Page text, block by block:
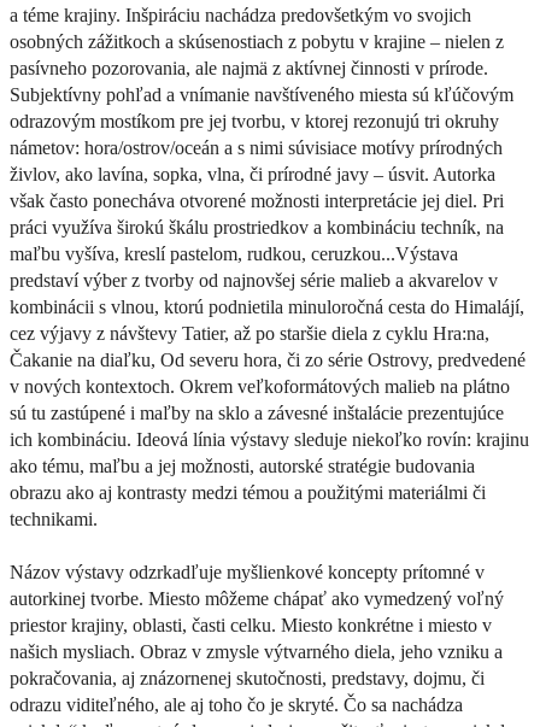
a téme krajiny. Inšpiráciu nachádza predovšetkým vo svojich
osobných zážitkoch a skúsenostiach z pobytu v krajine – nielen z
pasívneho pozorovania, ale najmä z aktívnej činnosti v prírode.
Subjektívny pohľad a vnímanie navštíveného miesta sú kľúčovým
odrazovým mostíkom pre jej tvorbu, v ktorej rezonujú tri okruhy
námetov: hora/ostrov/oceán a s nimi súvisiace motívy prírodných
živlov, ako lavína, sopka, vlna, či prírodné javy – úsvit. Autorka
však často ponecháva otvorené možnosti interpretácie jej diel. Pri
práci využíva širokú škálu prostriedkov a kombináciu techník, na
maľbu vyšíva, kreslí pastelom, rudkou, ceruzkou...Výstava
predstaví výber z tvorby od najnovšej série malieb a akvarelov v
kombinácii s vlnou, ktorú podnietila minuloročná cesta do Himalájí,
cez výjavy z návštevy Tatier, až po staršie diela z cyklu Hra:na,
Čakanie na diaľku, Od severu hora, či zo série Ostrovy, predvedené
v nových kontextoch. Okrem veľkoformátových malieb na plátno
sú tu zastúpené i maľby na sklo a závesné inštalácie prezentujúce
ich kombináciu. Ideová línia výstavy sleduje niekoľko rovín: krajinu
ako tému, maľbu a jej možnosti, autorské stratégie budovania
obrazu ako aj kontrasty medzi témou a použitými materiálmi či
technikami.
Názov výstavy odzrkadľuje myšlienkové koncepty prítomné v
autorkinej tvorbe. Miesto môžeme chápať ako vymedzený voľný
priestor krajiny, oblasti, časti celku. Miesto konkrétne i miesto v
našich mysliach. Obraz v zmysle výtvarného diela, jeho vzniku a
pokračovania, aj znázornenej skutočnosti, predstavy, dojmu, či
odrazu viditeľného, ale aj toho čo je skryté. Čo sa nachádza